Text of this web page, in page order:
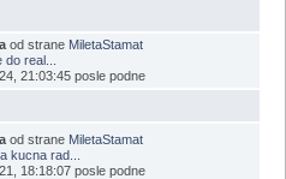
od strane MiletaStamat
real...
21:03:45 posle podne
od strane MiletaStamat
kucna rad...
18:18:07 posle podne